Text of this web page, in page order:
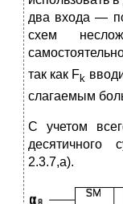
два входа —
схем
так как Fk
слагаемым
С учетом
десятичного
2.3.7,а).